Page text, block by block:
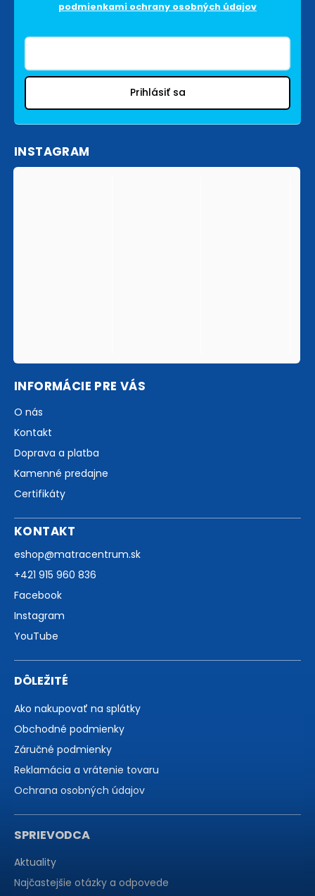
podmienkami ochrany osobných údajov
Prihlásiť sa
INSTAGRAM
INFORMÁCIE PRE VÁS
O nás
Kontakt
Doprava a platba
Kamenné predajne
Certifikáty
KONTAKT
eshop@matracentrum.sk
+421 915 960 836
Facebook
Instagram
YouTube
DÔLEŽITÉ
Ako nakupovať na splátky
Obchodné podmienky
Záručné podmienky
Reklamácia a vrátenie tovaru
Ochrana osobných údajov
SPRIEVODCA
Aktuality
Najčastejšie otázky a odpovede